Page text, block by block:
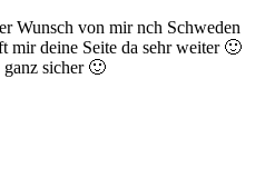
Wunsch von mir nch Schweden
mir deine Seite da sehr weiter 🙂
sicher 🙂